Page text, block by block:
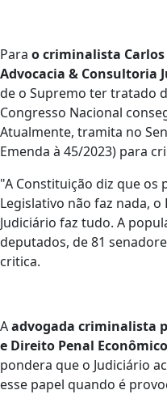
Para o criminalista Carlos
Advocacia & Consultoria
de o Supremo ter tratado
Congresso Nacional
Atualmente, tramita no
Emenda à 45/2023) para
"A Constituição diz que os
Legislativo não faz nada,
Judiciário faz tudo. A
deputados, de 81
critica.
Aadvogada criminalista
e Direito Penal Econômico
pondera que o Judiciário
esse papel quando é